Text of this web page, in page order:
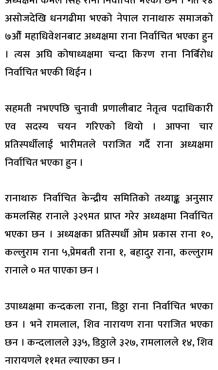
असोजदेखि धनगढीमा भएको नेपाल रानाथारु समाजको
७औँ महाधिवेशनबाट अध्यक्षमा राना निर्वाचित भएका हुन
। त्यस अघि कोषाध्यक्षमा चन्दा किरण राना निर्बिरोध
निर्वाचित भएकी थिईन ।
सहमती नभएपछि चुनावी प्रणालीबाट नेतृत्व पदाधिकारी
एव सदस्य चयन गरिएको थियो । आफ्ना चार
प्रतिस्पर्धीलाई भारीमतले पराजित गर्दै राना अध्यक्षमा
निर्वाचित भएका हुन ।
रानाथारु निर्वाचित केन्द्रीय समितिको तथ्याङ्क अनुसार
कमलसिह रानाले ३२९मत प्राप्त गरेर अध्यक्षमा निर्वाचित
भएका छन । अध्यक्षका प्रतिस्पर्धी ओम प्रकास राना १०,
कल्लुराम राना ५,प्रेमबती राना १, बहादुर राना, कल्लुराम
रानाले ० मत पाएका छन ।
उपाध्यक्षमा कन्दकला राना, डिठ्ठा राना निर्वाचित भएका
छन । भने रामलाल, शिव नारायण राना पराजित भएका
छन । कन्दलालले ३३५, डिठ्ठाले ३२७, रामलालले १४, शिव
नारायणले ११मत ल्याएका छन ।